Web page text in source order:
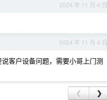
2024 年 11 月 4 日
2024 年 11 月 4 日
客户设备问题，需要小哥上门测
❮ ❯